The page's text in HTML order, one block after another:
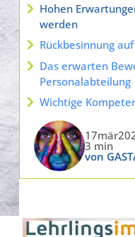
Hohen
werden
Rückbesinnung
Das erwarten
Personalabteilung
Wichtige
3 min
von